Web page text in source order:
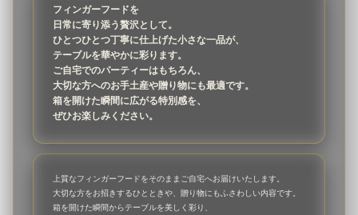
フィンガーフードを
日常に寄り添う贅沢として。
ひとつひとつ丁寧に仕上げた小さな一品が、
テーブルを華やかに彩ります。
ご自宅でのパーティーはもちろん、
大切な方へのお手土産や贈り物にも最適です。
箱を開けた瞬間に広がる特別感を、
ぜひお楽しみください。
上質なフィンガーフードをそのままご自宅へお届けいたします。
大切な方をお招きするひとときや、贈り物にもふさわしい内容です。
箱を開けた瞬間からテーブルを美しく彩り、